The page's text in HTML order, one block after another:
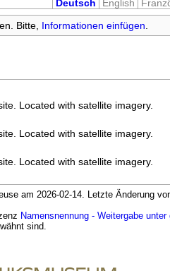
Deutsch English
Bitte, Informationen einfügen.
Located with satellite imagery.
Located with satellite imagery.
Located with satellite imagery.
am 2026-02-14. Letzte Änderung
Namensnennung - Weitergabe
sind.